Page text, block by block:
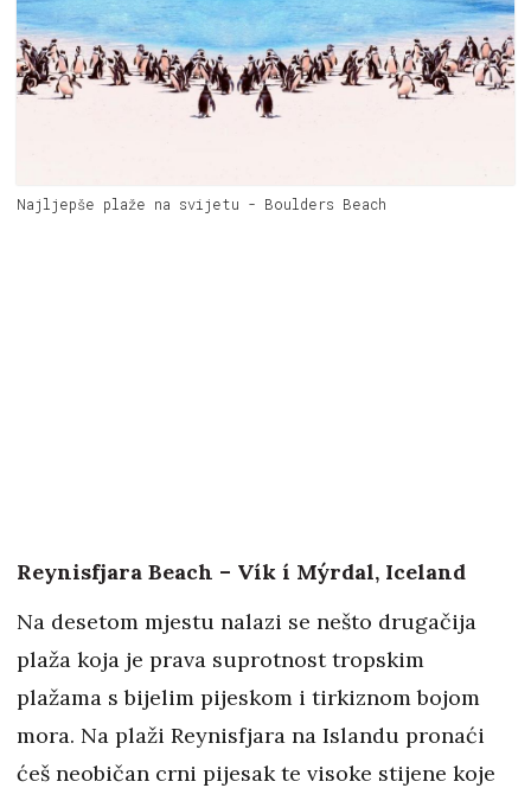
Najljepše plaže na svijetu - Boulders Beach
Reynisfjara Beach – Vík í Mýrdal, Iceland
Na desetom mjestu nalazi se nešto drugačija
plaža koja je prava suprotnost tropskim
plažama s bijelim pijeskom i tirkiznom bojom
mora. Na plaži Reynisfjara na Islandu pronaći
ćeš neobičan crni pijesak te visoke stijene koje